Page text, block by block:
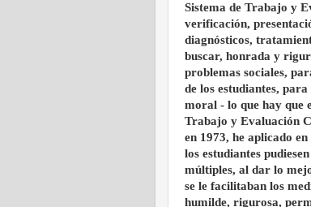
Sistema de Trabajo y
verificación,
diagnósticos,
buscar, honrada y
problemas sociales,
de los estudiantes,
moral - lo que hay que
Trabajo y Evaluación
en 1973, he aplicado
los estudiantes
múltiples, al dar lo
se le facilitaban los
humilde, rigurosa,